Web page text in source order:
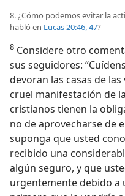
8. ¿Cómo podemos evitar la
habló en Lucas 20:46, 47?
8 Considere otro
sus seguidores:
devoran las casas de las
cruel manifestación de
cristianos tienen la
no de aprovecharse de
suponga que usted
recibido una
algún seguro, y que
urgentemente debido a